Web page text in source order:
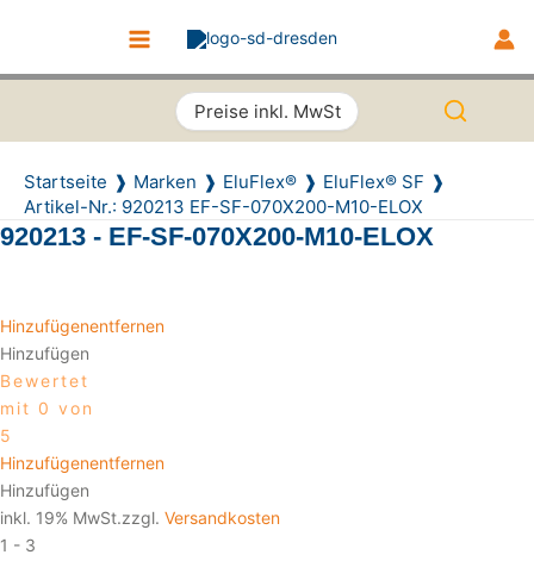
Main Menu
Preise inkl. MwSt
Startseite Marken EluFlex®
EluFlex® SF
Artikel-Nr.: 920213 EF-SF-070X200-M10-ELOX
920213 - EF-SF-070X200-M10-ELOX
Hinzufügenentfernen
Hinzufügen
Bewertet
mit 0 von
5
Hinzufügenentfernen
Hinzufügen
inkl. 19% MwSt.zzgl. Versandkosten
1 - 3